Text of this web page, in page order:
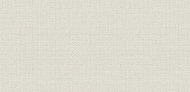
需給 府県別電力需